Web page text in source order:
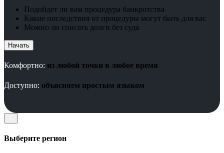
Подойдет ли вам процедура банкротства
Какие последствия от процедуры могут быть для вас
Можно ли списать долги без суда
Начать
Комфортно: из любой точки в любое время
Доступно: объясняем простым языком
Выберите регион